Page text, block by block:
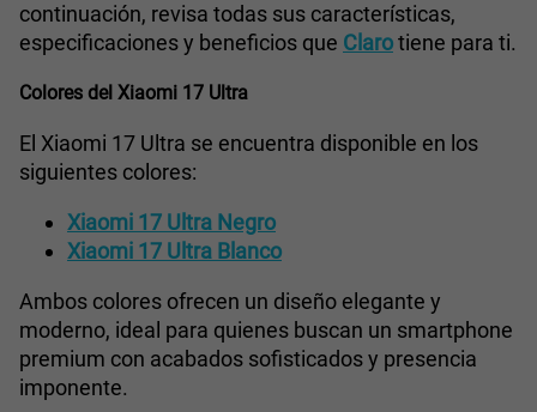
continuación, revisa todas sus características,
especificaciones y beneficios que Clarotiene para ti.
Colores del Xiaomi 17 Ultra
El Xiaomi 17 Ultra se encuentra disponible en los
siguientes colores:
Xiaomi 17 Ultra Negro
Xiaomi 17 Ultra Blanco
Ambos colores ofrecen un diseño elegante y
moderno, ideal para quienes buscan un smartphone
premium con acabados sofisticados y presencia
imponente.